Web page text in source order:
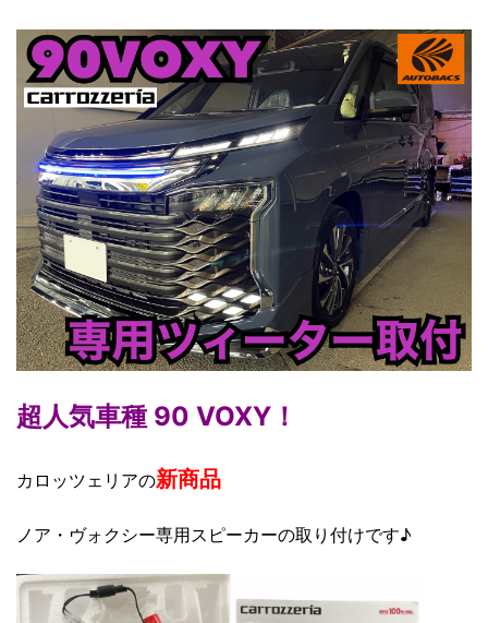
超人気車種 90 VOXY！
カロッツェリアの新商品
ノア・ヴォクシー専用スピーカーの取り付けです♪